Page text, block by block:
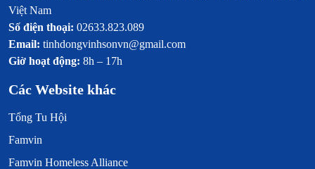
Việt Nam
Số điện thoại: 02633.823.089
Email: tinhdongvinhsonvn@gmail.com
Giờ hoạt động: 8h – 17h
Các Website khác
Tổng Tu Hội
Famvin
Famvin Homeless Alliance